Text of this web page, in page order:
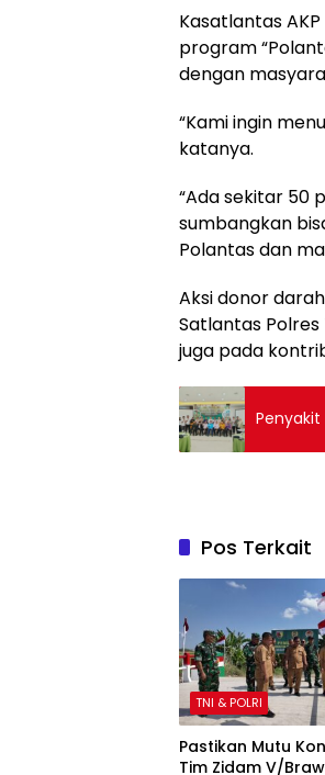
Kasatlantas
program
dengan
“Kami ingin
katanya.
“Ada sekitar 50
sumbangkan
Polantas dan
Aksi donor
Satlantas
juga pada
Pos Terkait
TNI & POLRI
Pastikan Mutu
Tim Zidam V/